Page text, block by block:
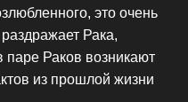
это очень
Рака,
паре Раков возникают
из прошлой жизни